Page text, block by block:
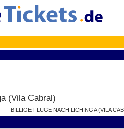
(Vila Cabral)
BILLIGE FLÜGE NACH LICHINGA (VILA